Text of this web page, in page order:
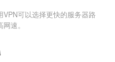
VPN可以选择更快的服务器路
速。